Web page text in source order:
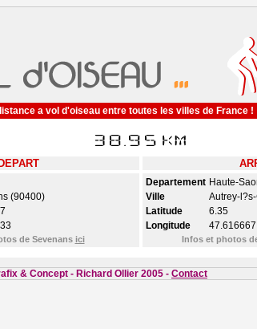
a vol d'oiseau entre toutes les villes de France !
DEPART
(90400)
de Sevenans ici
Departement Haute-
Ville
Autrey-
Latitude
6.35
Longitude
47.616667
Infos et photos
& Concept - Richard Ollier 2005 - Contact